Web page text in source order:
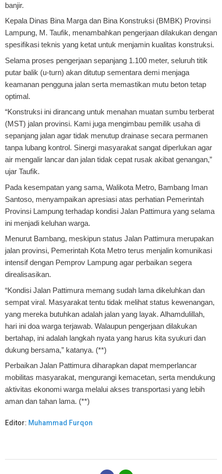
banjir.
Kepala Dinas Bina Marga dan Bina Konstruksi (BMBK) Provinsi
Lampung, M. Taufik, menambahkan pengerjaan dilakukan dengan
spesifikasi teknis yang ketat untuk menjamin kualitas konstruksi.
Selama proses pengerjaan sepanjang 1.100 meter, seluruh titik
putar balik (u-turn) akan ditutup sementara demi menjaga
keamanan pengguna jalan serta memastikan mutu beton tetap
optimal.
“Konstruksi ini dirancang untuk menahan muatan sumbu terberat
(MST) jalan provinsi. Kami juga mengimbau pemilik usaha di
sepanjang jalan agar tidak menutup drainase secara permanen
tanpa lubang kontrol. Sinergi masyarakat sangat diperlukan agar
air mengalir lancar dan jalan tidak cepat rusak akibat genangan,”
ujar Taufik.
Pada kesempatan yang sama, Walikota Metro, Bambang Iman
Santoso, menyampaikan apresiasi atas perhatian Pemerintah
Provinsi Lampung terhadap kondisi Jalan Pattimura yang selama
ini menjadi keluhan warga.
Menurut Bambang, meskipun status Jalan Pattimura merupakan
jalan provinsi, Pemerintah Kota Metro terus menjalin komunikasi
intensif dengan Pemprov Lampung agar perbaikan segera
direalisasikan.
“Kondisi Jalan Pattimura memang sudah lama dikeluhkan dan
sempat viral. Masyarakat tentu tidak melihat status kewenangan,
yang mereka butuhkan adalah jalan yang layak. Alhamdulillah,
hari ini doa warga terjawab. Walaupun pengerjaan dilakukan
bertahap, ini adalah langkah nyata yang harus kita syukuri dan
dukung bersama,” katanya. (**)
Perbaikan Jalan Pattimura diharapkan dapat memperlancar
mobilitas masyarakat, mengurangi kemacetan, serta mendukung
aktivitas ekonomi warga melalui akses transportasi yang lebih
aman dan tahan lama. (**)
Editor: Muhammad Furqon
B